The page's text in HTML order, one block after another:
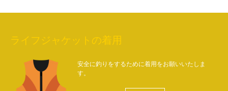
ライフジャケットの着用
安全に釣りをするために着用をお願いいたしま
す。